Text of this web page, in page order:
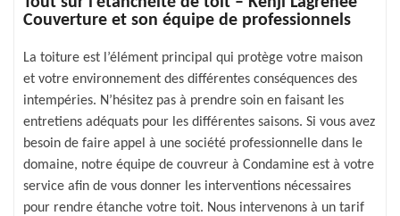
Couverture et son équipe de professionnels
La toiture est l’élément principal qui protège votre maison
et votre environnement des différentes conséquences des
intempéries. N’hésitez pas à prendre soin en faisant les
entretiens adéquats pour les différentes saisons. Si vous avez
besoin de faire appel à une société professionnelle dans le
domaine, notre équipe de couvreur à Condamine est à votre
service afin de vous donner les interventions nécessaires
pour rendre étanche votre toit. Nous intervenons à un tarif